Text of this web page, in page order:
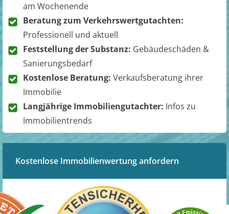
am Wochenende
Beratung zum Verkehrswertgutachten:
Professionell und aktuell
Feststellung der Substanz: Gebäudeschäden &
Sanierungsbedarf
Kostenlose Beratung: Verkaufsberatung ihrer
Immobilie
Langjährige Immobiliengutachter: Infos zu
Immobilientrends
Kostenlose Immobilienwertung anfordern